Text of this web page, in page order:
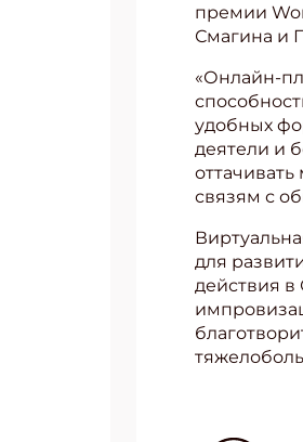
премии
Смагина и
«Онлайн-
удобных
деятели и
связям с
для
действия в